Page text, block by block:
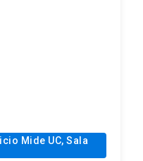
Mide UC, Sala